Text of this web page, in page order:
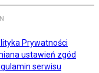
Prywatności
ustawień zgód
serwisu